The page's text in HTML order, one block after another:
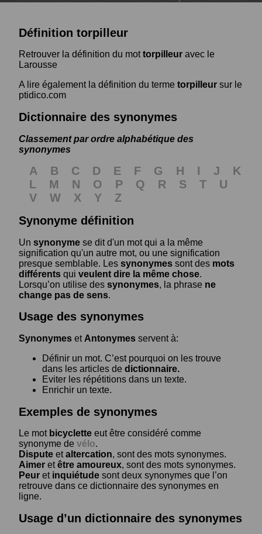
Définition torpilleur
Retrouver la définition du mottorpilleur avec le
Larousse
A lire également la définition du terme torpilleur sur le
ptidico.com
Dictionnaire des synonymes
Classement par ordre alphabétique des
synonymes
A B C D E F G H I J
K
L
M N O P Q R S T
U
V
W X Y
Z
Synonyme définition
Un synonyme se dit d'un mot qui a la même
signification qu'un autre mot, ou une signification
presque semblable. Les synonymes sont des mots
différents qui veulent dire la même chose.
Lorsqu’on utilise des synonymes, la phrase ne
change pas de sens.
Usage des synonymes
Synonymes et Antonymes servent à:
Définir un mot. C’est pourquoi on les trouve
dans les articles de dictionnaire.
Eviter les répétitions dans un texte.
Enrichir un texte.
Exemples de synonymes
Le mot bicyclette eut être considéré comme
synonyme de vélo.
Dispute etaltercation, sont des mots synonymes.
Aimer etêtre amoureux, sont des mots synonymes.
Peur et inquiétude sont deux synonymes que l’on
retrouve dans ce dictionnaire des synonymes en
ligne.
Usage d’un dictionnaire des synonymes